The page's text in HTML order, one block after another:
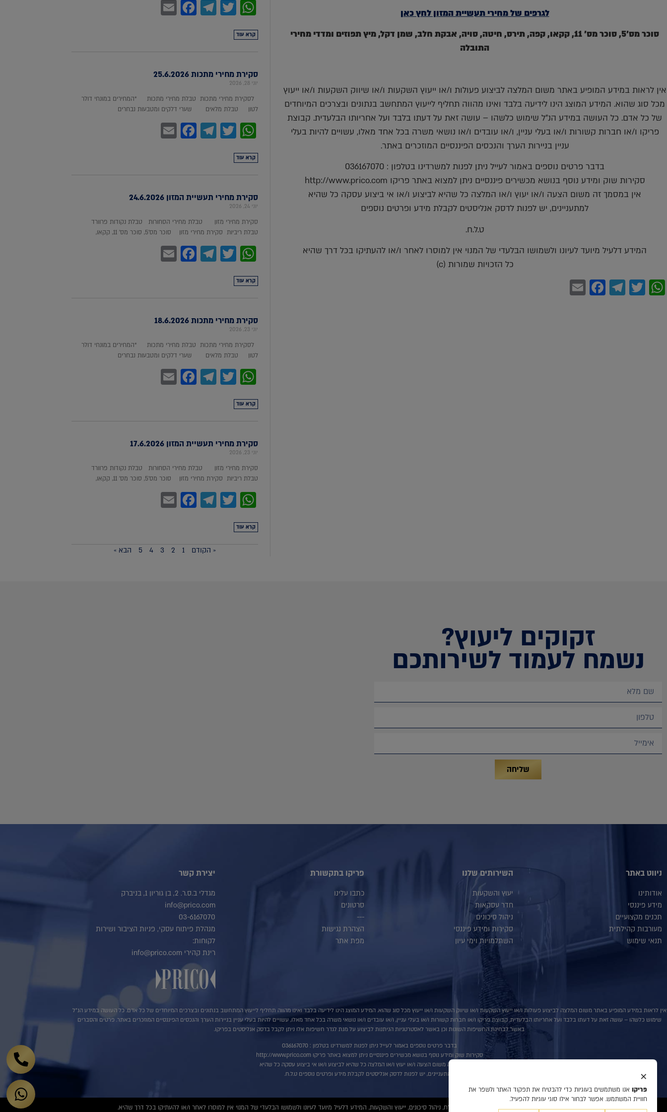
לגרפים של מחירי תעשיית המזון לחץ כאן
סוכר מס'5, סוכר מס' 11, קקאו, קפה, תירס, חיטה, סויה, אבקת חלב, שמן דקל, מיץ תפוזים ומדדי מחירי
התובלה
אין לראות במידע המופיע באתר משום המלצה לביצוע פעולות ו/או ייעוץ השקעות ו/או שיווק השקעות ו/או ייעוץ
מכל סוג שהוא. המידע המוצג הינו לידיעה בלבד ואינו מהווה תחליף לייעוץ המתחשב בנתונים ובצרכים המיוחדים
של כל אדם. כל העושה במידע הנ"ל שימוש כלשהו – עושה זאת על דעתו בלבד ועל אחריותו הבלעדית. קבוצת
פריקו ו/או חברות קשורות ו/או בעלי עניין, ו/או עובדים ו/או נושאי משרה בכל אחד מאלו, עשויים להיות בעלי
עניין בניירות הערך והנכסים הפיננסיים המוזכרים באתר.
בדבר פרטים נוספים באמור לעייל ניתן לפנות למשרדינו בטלפון : 036167070
סקירות שוק ומידע נוסף בנושא מכשירים פיננסיים ניתן למצוא באתר פריקו http://www.prico.com
אין במסמך זה משום הצעה ו/או יעוץ ו/או המלצה כל שהיא לביצוע ו/או אי ביצוע עסקה כל שהיא
למתעניינים, יש לפנות לדסק אנליסטים לקבלת מידע ופרטים נוספים
ט.ל.ח.
המידע דלעיל מיועד לעיונו ולשמושו הבלעדי של המנוי אין למוסרו לאחר ו/או להעתיקו בכל דרך שהיא
כל הזכויות שמורות (c)
WhatsApp
Twitter
Telegram
Facebook
WhatsApp
Twitter
Telegram
Facebook
Email
קרא עוד
סקירת מחירי מתכות 25.6.2026
יוני 28, 2026
לסקירת מחירי מתכות טבלת מחירי מתכות *המחירים במונחי דולר
לטון טבלת מלאים שערי דלקים ומטבעות נבחרים
WhatsApp
Twitter
Telegram
Facebook
Email
קרא עוד
סקירת מחירי תעשיית המזון 24.6.2026
יוני 24, 2026
סקירת מחירי מזון טבלת מחירי הסחורות טבלת נקודות פרוורד
טבלת ריביות סקירת מחירי מזון סוכר מס'5, סוכר מס' 11, קקאו,
WhatsApp
Twitter
Telegram
Facebook
Email
קרא עוד
סקירת מחירי מתכות 18.6.2026
יוני 23, 2026
לסקירת מחירי מתכות טבלת מחירי מתכות *המחירים במונחי דולר
לטון טבלת מלאים שערי דלקים ומטבעות נבחרים
WhatsApp
Twitter
Telegram
Facebook
Email
קרא עוד
סקירת מחירי תעשיית המזון 17.6.2026
יוני 23, 2026
סקירת מחירי מזון טבלת מחירי הסחורות טבלת נקודות פרוורד
טבלת ריביות סקירת מחירי מזון סוכר מס'5, סוכר מס' 11, קקאו,
WhatsApp
Twitter
Telegram
Facebook
Email
קרא עוד
« הקודם 1
2
3
4
5 הבא »
זקוקים ליעוץ?
נשמח לעמוד לשירותכם
שליחה
ניווט באתר
אודותינו
מידע פיננסי
תכנים מקצועיים
מעורבות קהילתית
תנאי שימוש
השירותים שלנו
יעוץ והשקעות
חדר עסקאות
ניהול סיכונים
סקירות ומידע פיננסי
השתלמויות וימי עיון
פריקו בתקשורת
כתבו עלינו
סרטונים
---
הצהרת נגישות
מפת אתר
יצירת קשר
מגדלי ב.ס.ר. 2, בן גוריון 1, בניברק
info@prico.com
03-6167070
מנהלת פיתוח עסקי, פניות הציבור ושירות
לקוחות:
רינת קהירי info@prico.com
אין לראות במידע המופיע באתר משום המלצה לביצוע פעולות ו/או ייעוץ השקעות ו/או שיווק השקעות ו/או ייעוץ מכל סוג שהוא. המידע המוצג הינו לידיעה בלבד ואינו מהווה תחליף לייעוץ המתחשב בנתונים ובצרכים המיוחדים של כל אדם. כל העושה במידע הנ"ל
שימוש כלשהו – עושה זאת על דעתו בלבד ועל אחריותו הבלעדית. קבוצת פריקו ו/או חברות קשורות ו/או בעלי עניין, ו/או עובדים ו/או נושאי משרה בכל אחד מאלו, עשויים להיות בעלי עניין בניירות הערך והנכסים הפיננסיים המוזכרים באתר. פרטים והסברים
באשר לבחינת החשיפות השונות וכן באשר לאסטרטגיות הניתנות לביצוע על מנת לגדר חשיפות אלו ניתן לקבל בדסק אנליסטים בפריקו.
בדבר פרטים נוספים באמור לעייל ניתן לפנות למשרדינו בטלפון : 036167070
סקירות שוק ומידע נוסף בנושא מכשירים פיננסיים ניתן למצוא באתר פריקו http://www.prico.com
אין במסמך זה משום הצעה ו/או יעוץ ו/או המלצה כל שהיא לביצוע ו/או אי ביצוע עסקה כל שהיא
למתעניינים, יש לפנות לדסק אנליסטים לקבלת מידע ופרטים נוספים ט.ל.ח.
© 2020 כל הזכויות שמורות לפריקו מט"ח, ניהול סיכונים, ייעוץ והשקעות, המידע דלעיל מיועד לעיונו ולשמושו הבלעדי של המנוי אין למוסרו לאחר ו/או להעתיקו בכל דרך שהיא.
×
פריקו אנו משתמשים בעוגיות כדי להבטיח את תפקוד האתר ולשפר את
חוויית המשתמש. אפשר לבחור אילו סוגי עוגיות להפעיל.